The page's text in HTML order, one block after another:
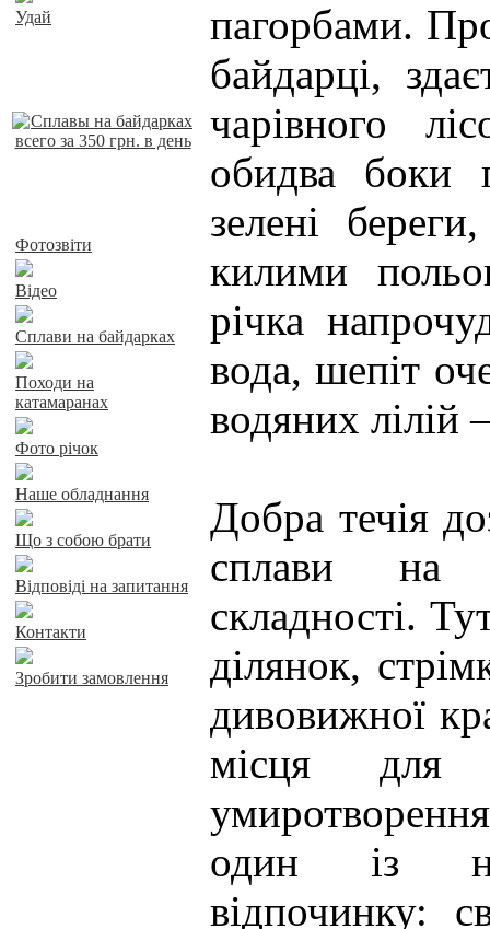
Удай
Фотозвіти
Відео
Сплави на байдарках
Походи на
катамаранах
Фото річок
Наше обладнання
Що з собою брати
Відповіді на запитання
Контакти
Зробити замовлення
пагорбами.
байдарці,
чарівного
обидва боки
зелені
килими
річка
вода, шепіт
водяних лілій
Добра течія
сплави на
складності.
ділянок,
дивовижної
місця для
один із
відпочинку: